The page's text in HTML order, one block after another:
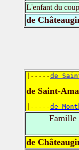
L'enfant du
de
|-----de
de Saint-
|-----de
Famille
de